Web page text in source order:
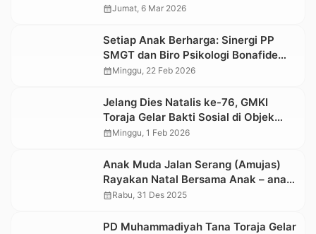
Seminar Bertajuk Hutan, Pemuda dan
calendar_monthJumat, 6 Mar 2026
Setiap Anak Berharga: Sinergi PP
SMGT dan Biro Psikologi Bonafide
Wujudkan Sekolah Minggu Inklusif
calendar_monthMinggu, 22 Feb 2026
Jelang Dies Natalis ke-76, GMKI
Toraja Gelar Bakti Sosial di Objek
Wisata Singki
calendar_monthMinggu, 1 Feb 2026
Anak Muda Jalan Serang (Amujas)
Rayakan Natal Bersama Anak – anak
Panti Asuhan Kristen Tangmentoe
calendar_monthRabu, 31 Des 2025
PD Muhammadiyah Tana Toraja Gelar